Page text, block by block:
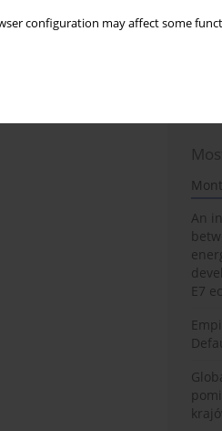
configuration may affect some
An
E7